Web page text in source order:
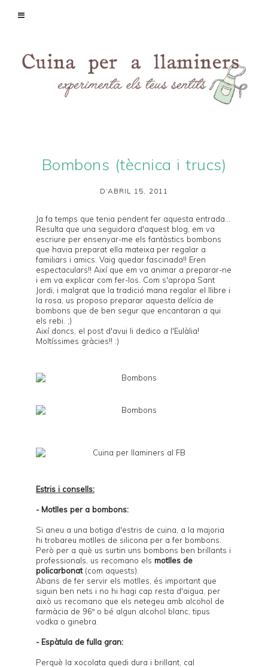
Bombons (tècnica i trucs)
D’ABRIL 15, 2011
Ja fa temps que tenia pendent fer aquesta entrada...
Resulta que una seguidora d'aquest blog, em va
escriure per ensenyar-me els fantàstics bombons
que havia preparat ella mateixa per regalar a
familiars i amics. Vaig quedar fascinada!! Eren
espectaculars!! Així que em va animar a preparar-ne
i em va explicar com fer-los. Com s'apropa Sant
Jordi, i malgrat que la tradició mana regalar el llibre i
la rosa, us proposo preparar aquesta delícia de
bombons que de ben segur que encantaran a qui
els rebi. ;)
Així doncs, el post d'avui li dedico a l'Eulàlia!
Moltíssimes gràcies!! :)
Estris i consells:
- Motlles per a bombons:
Si aneu a una botiga d'estris de cuina, a la majoria
hi trobareu motlles de silicona per a fer bombons.
Però per a què us surtin uns bombons ben brillants i
professionals, us recomano els motlles de
policarbonat (com aquests).
Abans de fer servir els motlles, és important que
siguin ben nets i no hi hagi cap resta d'aigua, per
això us recomano que els netegeu amb alcohol de
farmàcia de 96º o bé algun alcohol blanc, tipus
vodka o ginebra.
- Espàtula de fulla gran:
Perquè la xocolata quedi dura i brillant, cal